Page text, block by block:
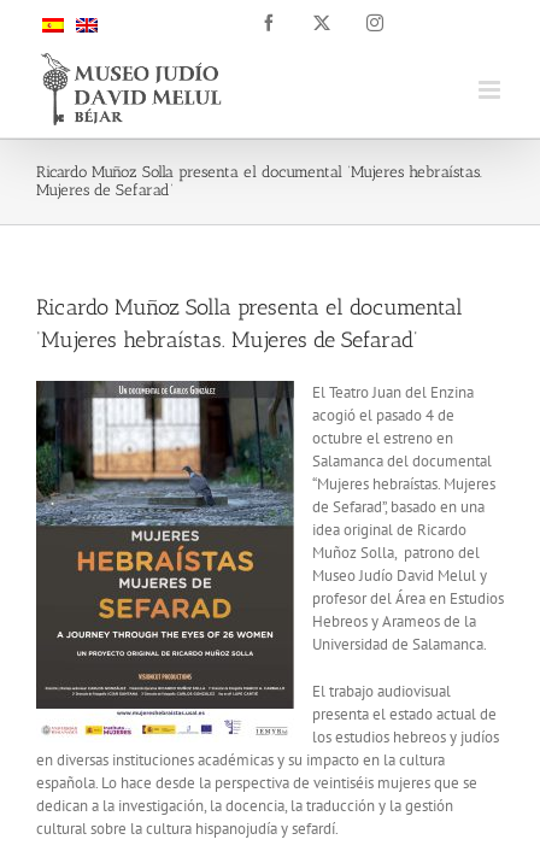
content
Facebook Instagram
Ricardo Muñoz Solla presenta el documental ‘Mujeres hebraístas.
Mujeres de Sefarad’
Ricardo Muñoz Solla presenta el documental
‘Mujeres hebraístas. Mujeres de Sefarad’
El Teatro Juan del Enzina
acogió el pasado 4 de
octubre el estreno en
Salamanca del documental
“Mujeres hebraístas. Mujeres
de Sefarad”, basado en una
idea original de Ricardo
Muñoz Solla, patrono del
Museo Judío David Melul y
profesor del Área en Estudios
Hebreos y Arameos de la
Universidad de Salamanca.
El trabajo audiovisual
presenta el estado actual de
los estudios hebreos y judíos
en diversas instituciones académicas y su impacto en la cultura
española. Lo hace desde la perspectiva de veintiséis mujeres que se
dedican a la investigación, la docencia, la traducción y la gestión
cultural sobre la cultura hispanojudía y sefardí.